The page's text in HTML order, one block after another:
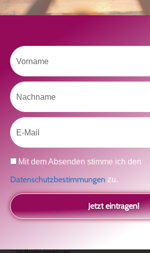
Vorname
Nachname
Email
Datenschutz
Mit dem Absenden stimme ich den
Datenschutzbestimmungen zu.
Jetzt eintragen!